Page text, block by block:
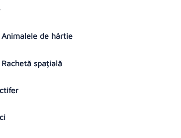
de hârtie
spațială